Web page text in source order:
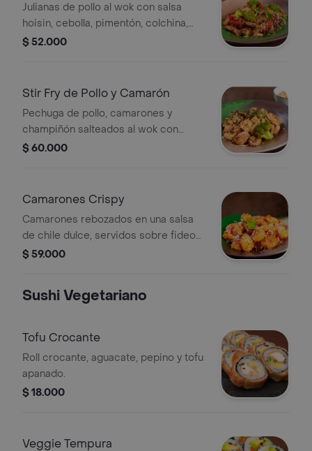
Julianas de pollo al wok con salsa
hoisin, cebolla, pimentón, colchina,
champiñón, brócoli, raíces chinas y
$ 52.000
Stir Fry de Pollo y Camarón
Pechuga de pollo, camarones y
champiñón salteados al wok con
pimentón, albahaca, raíces, brócoli,
$ 60.000
Camarones Crispy
Camarones rebozados en una salsa
de chile dulce, servidos sobre fideos
de arroz frito, acompañado de arroz
$ 59.000
Sushi Vegetariano
Tofu Crocante
Roll crocante, aguacate, pepino y tofu
apanado.
$ 18.000
Veggie Tempura